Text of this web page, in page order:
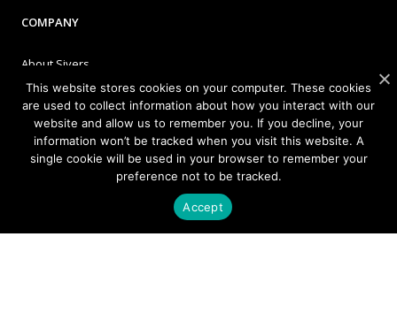
COMPANY
About Sivers
Our Offices
Management
Careers
Sivers Newsroom
This website stores cookies on your computer. These cookies
are used to collect information about how you interact with our
website and allow us to remember you. If you decline, your
information won’t be tracked when you visit this website. A
single cookie will be used in your browser to remember your
preference not to be tracked.
Accept